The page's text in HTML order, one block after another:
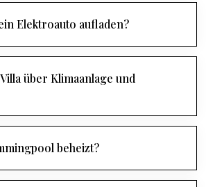
Elektroauto aufladen?
über Klimaanlage und
beheizt?